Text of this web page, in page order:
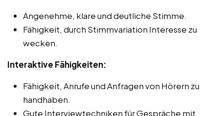
Angenehme, klare und deutliche Stimme.
Fähigkeit, durch Stimmvariation Interesse zu
wecken.
Interaktive Fähigkeiten:
Fähigkeit, Anrufe und Anfragen von Hörern zu
handhaben.
Gute Interviewtechniken für Gespräche mit